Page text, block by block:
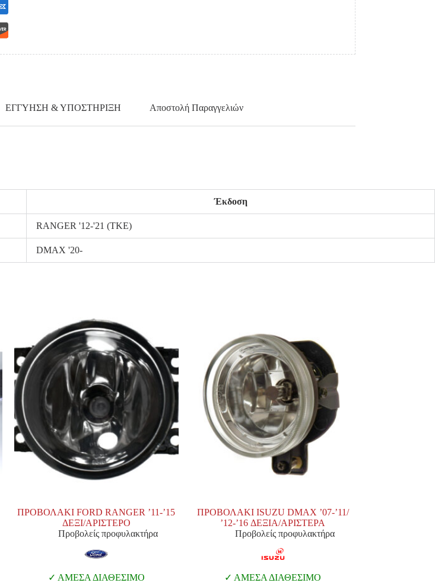
ΕΓΓΥΗΣΗ & ΥΠΟΣΤΗΡΙΞΗ Αποστολή Παραγγελιών
Έκδοση
RANGER '12-'21 (TKE)
DMAX '20-
ΠΡΟΒΟΛΑΚΙ FORD RANGER ’11-’15
ΔΕΞΙ/ΑΡΙΣΤΕΡΟ
Προβολείς προφυλακτήρα
ΑΜΕΣΑ ΔΙΑΘΕΣΙΜΟ
ΠΡΟΒΟΛΑΚΙ ISUZU DMAX ’07-’11/
’12-’16 ΔΕΞΙΑ/ΑΡΙΣΤΕΡΑ
Προβολείς προφυλακτήρα
ΑΜΕΣΑ ΔΙΑΘΕΣΙΜΟ